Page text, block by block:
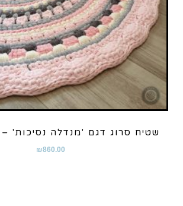
שטיח סרוג דגם 'מנדלה נסיכות' –
₪860.00